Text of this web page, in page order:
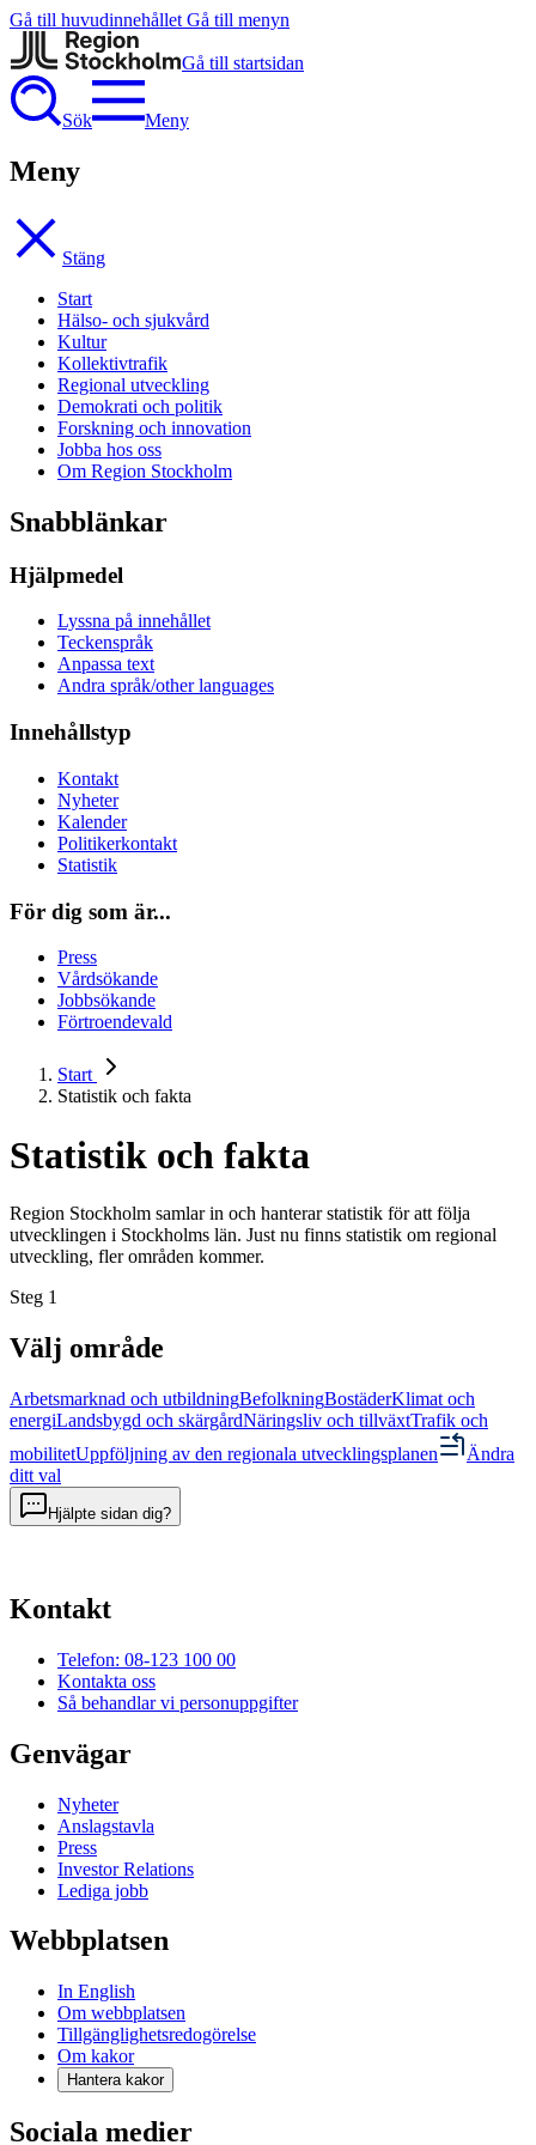
Gå till huvudinnehållet Gå till menyn
Gå till startsidan
Sök Meny
Meny
Stäng
Start
Hälso- och sjukvård
Kultur
Kollektivtrafik
Regional utveckling
Demokrati och politik
Forskning och innovation
Jobba hos oss
Om Region Stockholm
Snabblänkar
Hjälpmedel
Lyssna på innehållet
Teckenspråk
Anpassa text
Andra språk/other languages
Innehållstyp
Kontakt
Nyheter
Kalender
Politikerkontakt
Statistik
För dig som är...
Press
Vårdsökande
Jobbsökande
Förtroendevald
Start
Statistik och fakta
Statistik och fakta
Region Stockholm samlar in och hanterar statistik för att följa
utvecklingen i Stockholms län. Just nu finns statistik om regional
utveckling, fler områden kommer.
Steg 1
Välj område
Arbetsmarknad och utbildningBefolkningBostäderKlimat och
energiLandsbygd och skärgårdNäringsliv och tillväxtTrafik och
mobilitetUppföljning av den regionala utvecklingsplanen
Ändra
ditt val
Hjälpte sidan dig?
Kontakt
Telefon: 08-123 100 00
Kontakta oss
Så behandlar vi personuppgifter
Genvägar
Nyheter
Anslagstavla
Press
Investor Relations
Lediga jobb
Webbplatsen
In English
Om webbplatsen
Tillgänglighetsredogörelse
Om kakor
Hantera kakor
Sociala medier